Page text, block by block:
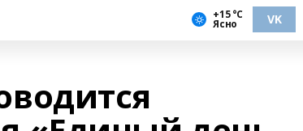
+15 °С
Ясно VK